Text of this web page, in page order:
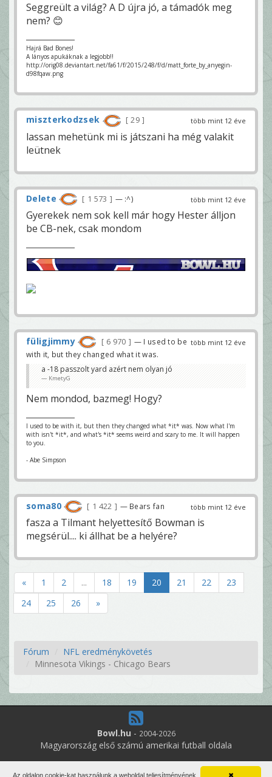
Seggreült a világ? A D újra jó, a támadók meg
nem? 😊
Hajrá Bad Bones!
A lányos apukáknak a legjobb!!
http://orig08.deviantart.net/fa61/f/2015/248/f/d/matt_forte_by_anyegin-
d98fqaw.png
több mint 12 éve
miszterkodzsek 29
lassan mehetünk mi is játszani ha még valakit
leütnek
több mint 12 éve
Delete 1 573 — :^)
Gyerekek nem sok kell már hogy Hester álljon
be CB-nek, csak mondom
több mint 12 éve
füligjimmy 6 970
— I used to be
with it, but they changed what it was.
a -18 passzolt yard azért nem olyan jó
KmetyG
Nem mondod, bazmeg! Hogy?
I used to be with it, but then they changed what *it* was. Now what I'm
with isn't *it*, and what's *it* seems weird and scary to me. It will happen
to you.
- Abe Simpson
több mint 12 éve
soma80 1 422 — Bears fan
fasza a Tilmant helyettesítő Bowman is
megsérül.... ki állhat be a helyére?
« 1 2 ... 18 19 20 21 22
23
24
25 26 »
Fórum
NFL eredménykövetés
Minnesota Vikings - Chicago Bears
Bowl.hu - 2004-2026
Magyarország első számú amerikai futball oldala
5
online felhasználó
✖
Az oldalon cookie-kat használunk a weboldal teljesítményének